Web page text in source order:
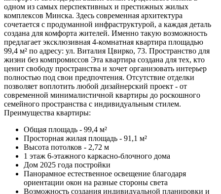
одном из самых перспективных и престижных жилых
комплексов Минска. Здесь современная архитектура
сочетается с продуманной инфраструктурой, а каждая деталь
создана для комфорта жителей. Именно такую возможность
предлагает эксклюзивная 4-комнатная квартира площадью
99,4 м² по адресу: ул. Виталия Цвирко, 73. Пространство для
жизни без компромиссов Эта квартира создана для тех, кто
ценит свободу пространства и хочет организовать интерьер
полностью под свои предпочтения. Отсутствие отделки
позволяет воплотить любой дизайнерский проект - от
современной минималистичной квартиры до роскошного
семейного пространства с индивидуальным стилем.
Преимущества квартиры:
Общая площадь - 99,4 м²
Просторная жилая площадь - 91,1 м²
Высота потолков - 2,72 м
1 этаж 6-этажного каркасно-блочного дома
Дом 2025 года постройки
Панорамное естественное освещение благодаря
ориентации окон на разные стороны света
Возможность создания индивидуальной планировки и